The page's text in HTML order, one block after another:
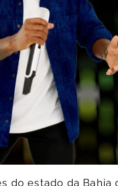
do estado da Bahia